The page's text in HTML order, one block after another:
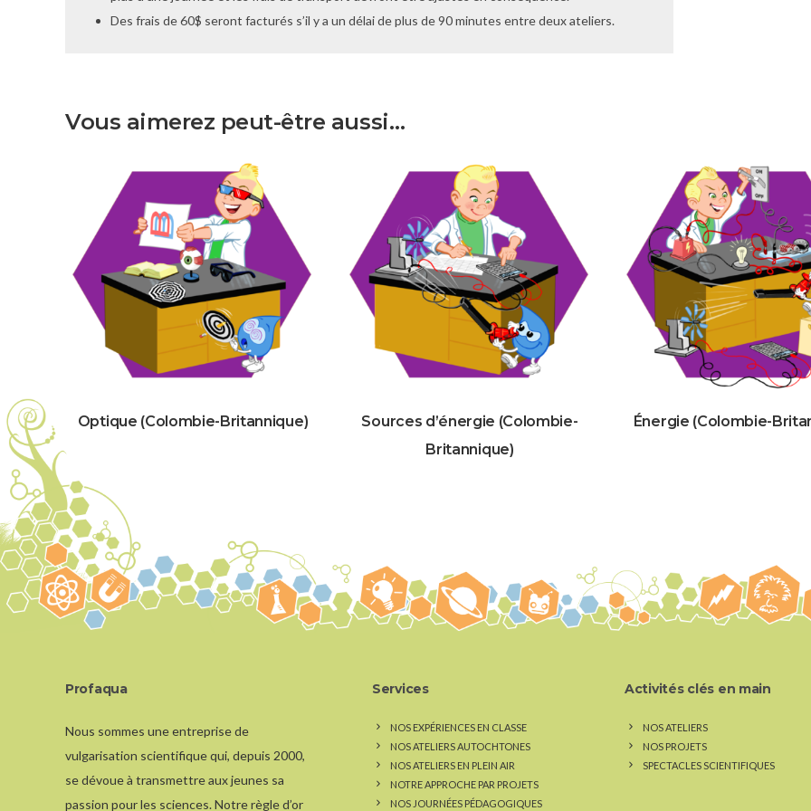
Des frais de 60$ seront facturés s’il y a un délai de plus de 90 minutes entre deux ateliers.
Vous aimerez peut-être aussi…
Optique (Colombie-Britannique)
Sources d’énergie (Colombie-
Britannique)
Énergie (Colombie-
Profaqua
Nous sommes une entreprise de
vulgarisation scientifique qui, depuis 2000,
se dévoue à transmettre aux jeunes sa
passion pour les sciences. Notre règle d’or
Services
NOS EXPÉRIENCES EN CLASSE
NOS ATELIERS AUTOCHTONES
NOS ATELIERS EN PLEIN AIR
NOTRE APPROCHE PAR PROJETS
NOS JOURNÉES PÉDAGOGIQUES
Activités clés en main
NOS ATELIERS
NOS PROJETS
SPECTACLES SCIENTIFIQUES